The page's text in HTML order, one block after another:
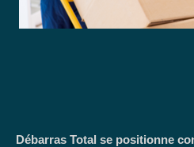
Débarras Total se positionne